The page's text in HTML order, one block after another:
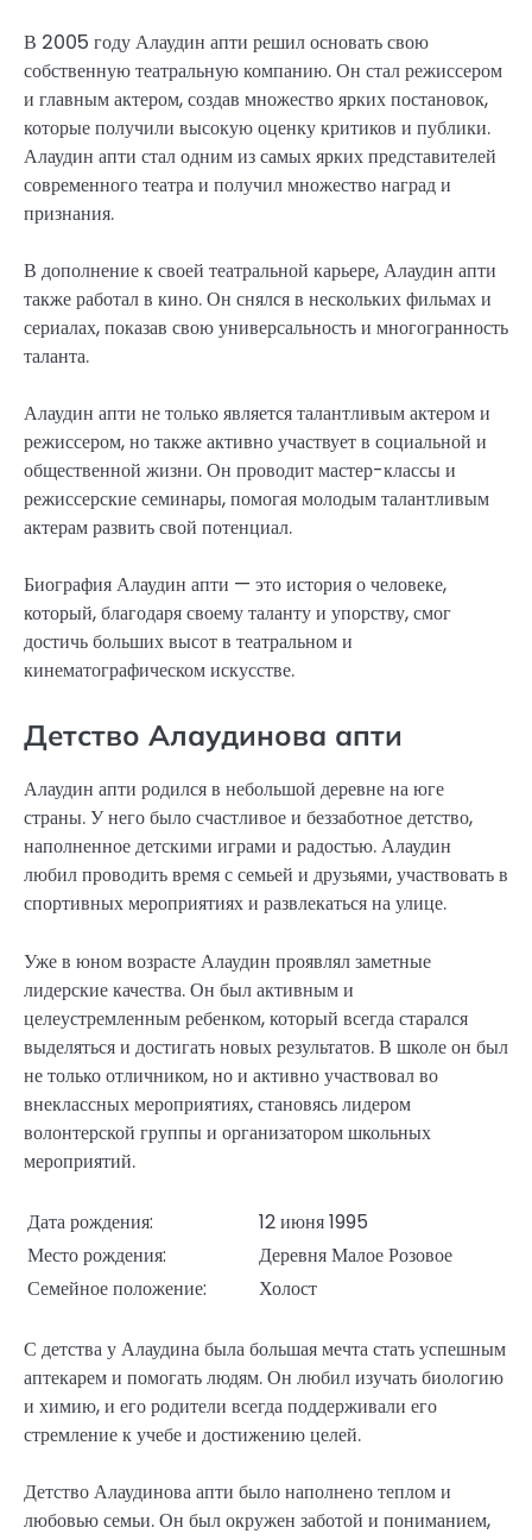
В 2005 году Алаудин апти решил основать свою
собственную театральную компанию. Он стал режиссером
и главным актером, создав множество ярких постановок,
которые получили высокую оценку критиков и публики.
Алаудин апти стал одним из самых ярких представителей
современного театра и получил множество наград и
признания.
В дополнение к своей театральной карьере, Алаудин апти
также работал в кино. Он снялся в нескольких фильмах и
сериалах, показав свою универсальность и многогранность
таланта.
Алаудин апти не только является талантливым актером и
режиссером, но также активно участвует в социальной и
общественной жизни. Он проводит мастер-классы и
режиссерские семинары, помогая молодым талантливым
актерам развить свой потенциал.
Биография Алаудин апти — это история о человеке,
который, благодаря своему таланту и упорству, смог
достичь больших высот в театральном и
кинематографическом искусстве.
Детство Алаудинова апти
Алаудин апти родился в небольшой деревне на юге
страны. У него было счастливое и беззаботное детство,
наполненное детскими играми и радостью. Алаудин
любил проводить время с семьей и друзьями, участвовать в
спортивных мероприятиях и развлекаться на улице.
Уже в юном возрасте Алаудин проявлял заметные
лидерские качества. Он был активным и
целеустремленным ребенком, который всегда старался
выделяться и достигать новых результатов. В школе он был
не только отличником, но и активно участвовал во
внеклассных мероприятиях, становясь лидером
волонтерской группы и организатором школьных
мероприятий.
Дата рождения:
12 июня 1995
Место рождения:
Деревня Малое Розовое
Семейное положение:
Холост
С детства у Алаудина была большая мечта стать успешным
аптекарем и помогать людям. Он любил изучать биологию
и химию, и его родители всегда поддерживали его
стремление к учебе и достижению целей.
Детство Алаудинова апти было наполнено теплом и
любовью семьи. Он был окружен заботой и пониманием,